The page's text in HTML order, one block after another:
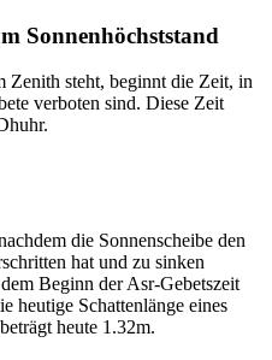
Sonnenhöchststand
Zenith steht, beginnt die Zeit, in
verboten sind. Diese Zeit
die Sonnenscheibe den
hat und zu sinken
Beginn der Asr-Gebetszeit
heutige Schattenlänge eines
heute 1.32m.